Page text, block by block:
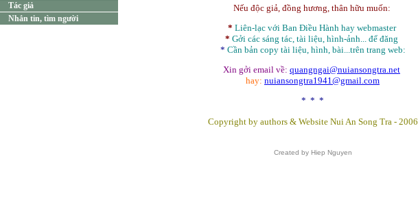
Tác giả
Nhắn tin, tìm người
Nếu độc giả, đồng hương, thân hữu muốn:
* Liên-lạc với Ban Điều Hành hay webmaster
* Gởi các sáng tác, tài liệu, hình-ảnh... để đăng
* Cần bản copy tài liệu, hình, bài...trên trang web:
Xin gởi email về: quangngai@nuiansongtra.net
hay: nuiansongtra1941@gmail.com
* * *
Copyright by authors & Website Nui An Song Tra - 2006
Created by Hiep Nguyen